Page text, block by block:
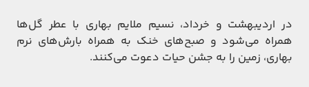
در اردیبهشت و خرداد، نسیم ملایم بهاری با عطر گل‌ها
همراه می‌شود و صبح‌های خنک به همراه بارش‌های نرم
بهاری، زمین را به جشن حیات دعوت می‌کنند.